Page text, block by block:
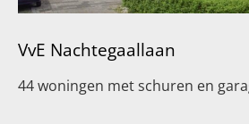
VvE Nachtegaallaan
44 woningen met schuren en